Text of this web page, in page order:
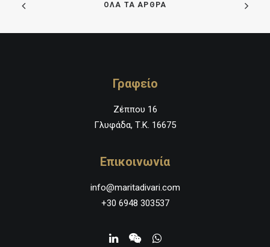
ΟΛΑ ΤΑ ΑΡΘΡΑ
Γραφείο
Ζέππου 16
Γλυφάδα, Τ.Κ. 16675
Επικοινωνία
info@maritadivari.com
+30 6948 303537